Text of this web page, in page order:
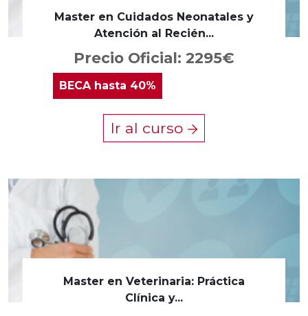
Master en Cuidados Neonatales y
Atención al Recién...
Precio Oficial: 2295€
BECA hasta 40%
Ir al curso
Master en Veterinaria: Práctica
Clínica y...